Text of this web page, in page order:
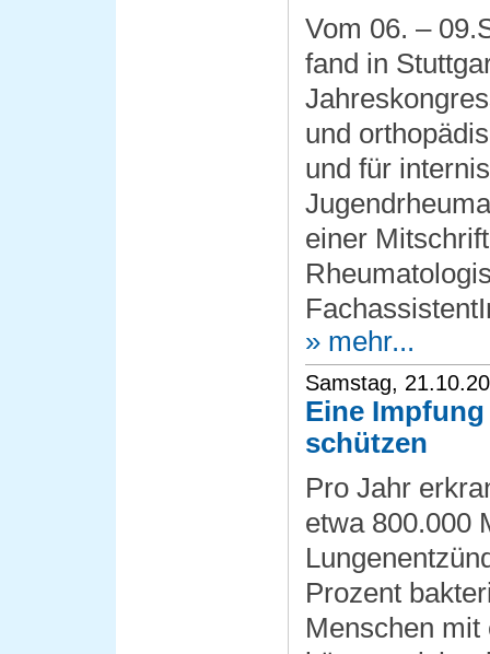
Vom 06. –
fand in
und
und für
einer
» mehr...
Samstag,
Eine
schützen
Pro Jahr
etwa 800.000
Prozent
Menschen